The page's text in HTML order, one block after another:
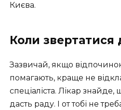
Києва.
Коли звертатися
Зазвичай, якщо
помагають, краще не
спеціаліста. Лікар знайде,
дасть раду. І от тобі не